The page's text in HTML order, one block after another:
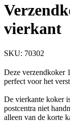
vierkant
SKU: 70302
Deze verzendkoker
perfect voor het
De vierkante koker
postcentra niet
alleen van de korte